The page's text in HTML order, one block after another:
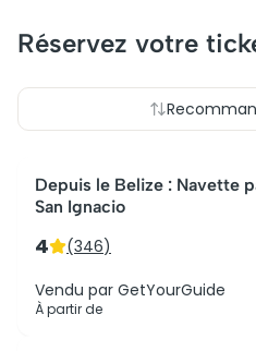
Réservez votre
Le plus populaire
Depuis le Belize : Navette
San Ignacio
4 (346)
Vendu par GetYourGuide
À partir de